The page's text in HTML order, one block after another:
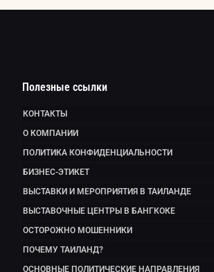
Полезные ссылки
КОНТАКТЫ
О КОМПАНИИ
ПОЛИТИКА КОНФИДЕНЦИАЛЬНОСТИ
БИЗНЕС-ЭТИКЕТ
ВЫСТАВКИ И МЕРОПРИЯТИЯ В ТАИЛАНДЕ
ВЫСТАВОЧНЫЕ ЦЕНТРЫ В БАНГКОКЕ
ОСТОРОЖНО МОШЕННИКИ
ПОЧЕМУ ТАИЛАНД?
ОСНОВНЫЕ ПОЛИТИЧЕСКИЕ НАПРАВЛЕНИЯ